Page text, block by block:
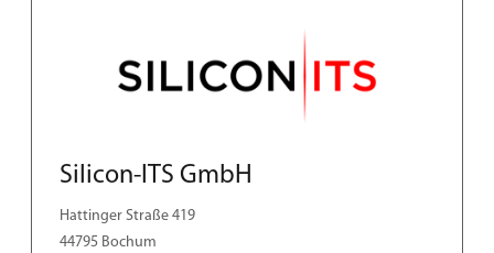
Silicon-ITS GmbH
Hattinger Straße 419
44795 Bochum